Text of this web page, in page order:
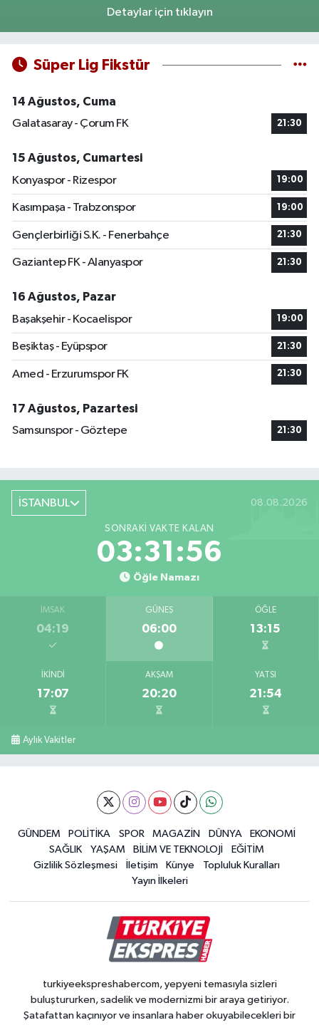
Detaylar için tıklayın
Süper Lig Fikstür
14 Ağustos, Cuma
Galatasaray - Çorum FK
21:30
15 Ağustos, Cumartesi
Konyaspor - Rizespor
19:00
Kasımpaşa - Trabzonspor 19:00
Gençlerbirliği S.K. - Fenerbahçe 21:30
Gaziantep FK - Alanyaspor 21:30
16 Ağustos, Pazar
Başakşehir - Kocaelispor
19:00
Beşiktaş - Eyüpspor 21:30
Amed - Erzurumspor FK 21:30
17 Ağustos, Pazartesi
Samsunspor - Göztepe
21:30
İSTANBUL 08.08.2026
SONRAKI VAKTE KALAN
03:31:56
Öğle Namazı
İMSAK
04:19
GÜNEŞ
06:00
ÖĞLE
13:15
İKINDI
17:07
AKŞAM
20:20
YATSI
21:54
Aylık Vakitler
GÜNDEM POLİTİKA SPOR MAGAZİN DÜNYA
EKONOMİ
SAĞLIK
YAŞAM BİLİM VE TEKNOLOJİ
EĞİTİM
Gizlilik Sözleşmesi
İletişim Künye
Topluluk Kuralları
Yayın İlkeleri
turkiyeekspreshabercom, yepyeni temasıyla sizleri
buluştururken, sadelik ve modernizmi bir araya getiriyor.
Şatafattan kaçınıyor ve insanlara haber okuyabilecekleri bir